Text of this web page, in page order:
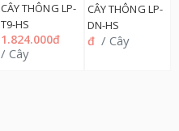
CÂY THÔNG LP-
T9-HS
1.824.000đ
/ Cây
CÂY THÔNG LP-
DN-HS
đ / Cây